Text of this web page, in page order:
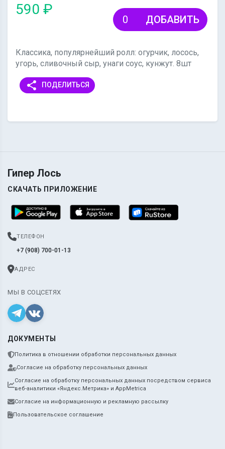
590 ₽
ДОБАВИТЬ
Классика, популярнейший ролл: огурчик, лосось,
угорь, сливочный сыр, унаги соус, кунжут. 8шт
share ПОДЕЛИТЬСЯ
Гипер Лось
СКАЧАТЬ ПРИЛОЖЕНИЕ
ТЕЛЕФОН
+7 (908) 700-01-13
АДРЕС
МЫ В СОЦСЕТЯХ
ДОКУМЕНТЫ
Политика в отношении обработки персональных данных
Согласие на обработку персональных данных
Согласие на обработку персональных данных посредством сервиса
веб-аналитики «Яндекс.Метрика» и AppMetrica
Согласие на информационную и рекламную рассылку
Пользовательское соглашение